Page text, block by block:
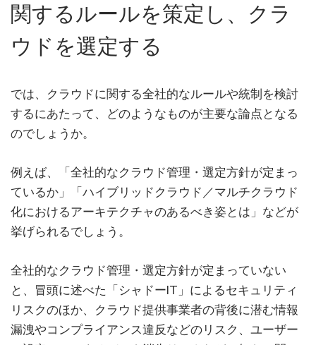
関するルールを策定し、クラ
ウドを選定する
では、クラウドに関する全社的なルールや統制を検討
するにあたって、どのようなものが主要な論点となる
のでしょうか。
例えば、「全社的なクラウド管理・選定方針が定まっ
ているか」「ハイブリッドクラウド／マルチクラウド
化におけるアーキテクチャのあるべき姿とは」などが
挙げられるでしょう。
全社的なクラウド管理・選定方針が定まっていない
と、冒頭に述べた「シャドーIT」によるセキュリティ
リスクのほか、クラウド提供事業者の背後に潜む情報
漏洩やコンプライアンス違反などのリスク、ユーザー